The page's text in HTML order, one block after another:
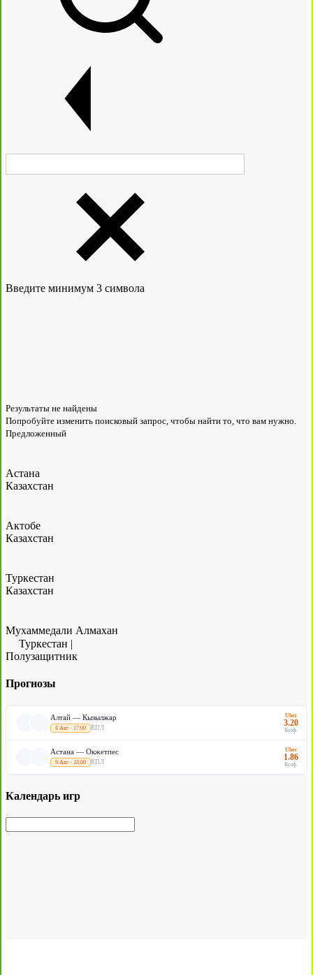
Введите минимум 3 символа
Результаты не найдены
Попробуйте изменить поисковый запрос, чтобы найти то, что вам нужно.
Предложенный
Астана
Казахстан
Актобе
Казахстан
Туркестан
Казахстан
Мухаммедали Алмахан
Туркестан |
Полузащитник
Прогнозы
Алтай — Кызылжар
8 Авг · 17:00 КПЛ
Ubet
3.20
Коэф.
Астана — Окжетпес
9 Авг · 18:00 КПЛ
Ubet
1.86
Коэф.
Календарь игр